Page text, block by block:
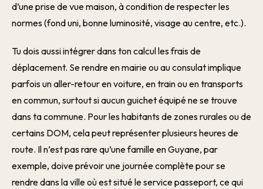
d’une prise de vue maison, à condition de respecter les
normes (fond uni, bonne luminosité, visage au centre, etc.).
Tu dois aussi intégrer dans ton calcul les frais de
déplacement. Se rendre en mairie ou au consulat implique
parfois un aller-retour en voiture, en train ou en transports
en commun, surtout si aucun guichet équipé ne se trouve
dans ta commune. Pour les habitants de zones rurales ou de
certains DOM, cela peut représenter plusieurs heures de
route. Il n’est pas rare qu’une famille en Guyane, par
exemple, doive prévoir une journée complète pour se
rendre dans la ville où est situé le service passeport, ce qui